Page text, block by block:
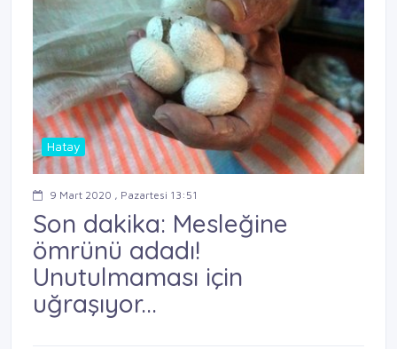
Hatay
9 Mart 2020 , Pazartesi 13:51
Son dakika: Mesleğine
ömrünü adadı!
Unutulmaması için
uğraşıyor...